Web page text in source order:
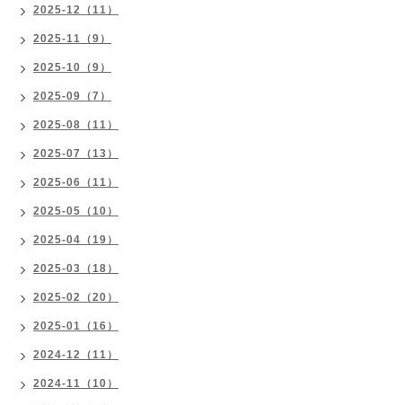
2025-12（11）
2025-11（9）
2025-10（9）
2025-09（7）
2025-08（11）
2025-07（13）
2025-06（11）
2025-05（10）
2025-04（19）
2025-03（18）
2025-02（20）
2025-01（16）
2024-12（11）
2024-11（10）